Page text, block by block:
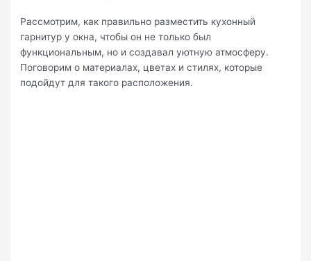
Рассмотрим, как правильно разместить кухонный
гарнитур у окна, чтобы он не только был
функциональным, но и создавал уютную атмосферу.
Поговорим о материалах, цветах и стилях, которые
подойдут для такого расположения.